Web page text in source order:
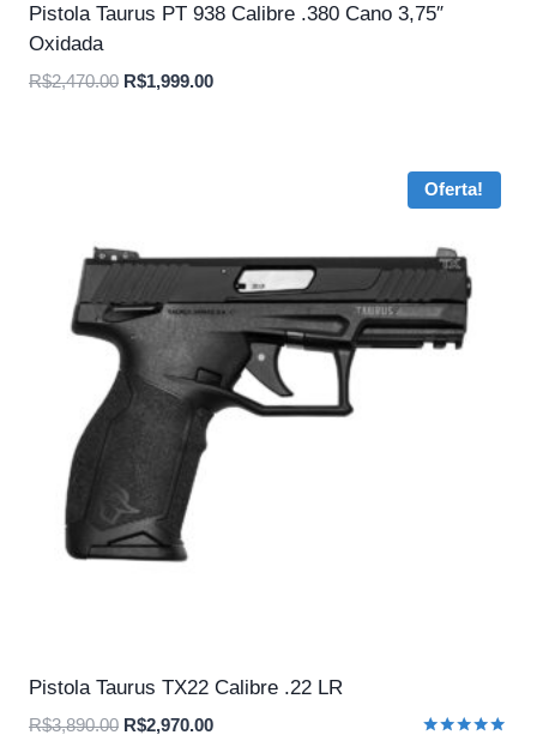
Pistola Taurus PT 938 Calibre .380 Cano 3,75″
Oxidada
R$2,470.00 O
R$1,999.00O
Oferta!
Pistola Taurus TX22 Calibre .22 LR
R$3,890.00 O
R$2,970.00O